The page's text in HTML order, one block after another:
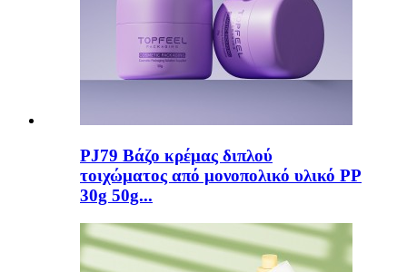
PJ79 Βάζο κρέμας διπλού
τοιχώματος από μονοπολικό υλικό PP
30g 50g...